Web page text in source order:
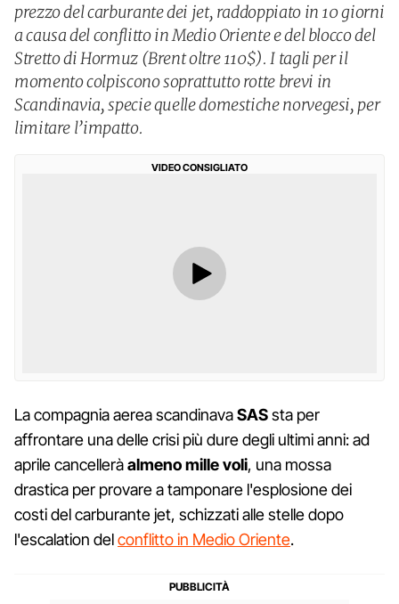
prezzo del carburante dei jet, raddoppiato in 10 giorni
a causa del conflitto in Medio Oriente e del blocco del
Stretto di Hormuz (Brent oltre 110$). I tagli per il
momento colpiscono soprattutto rotte brevi in
Scandinavia, specie quelle domestiche norvegesi, per
limitare l’impatto.
VIDEO CONSIGLIATO
La compagnia aerea scandinavaSASsta per
affrontare una delle crisi più dure degli ultimi anni: ad
aprile cancelleràalmeno mille voli, una mossa
drastica per provare a tamponare l'esplosione dei
costi del carburante jet, schizzati alle stelle dopo
l'escalation delconflitto in Medio Oriente.